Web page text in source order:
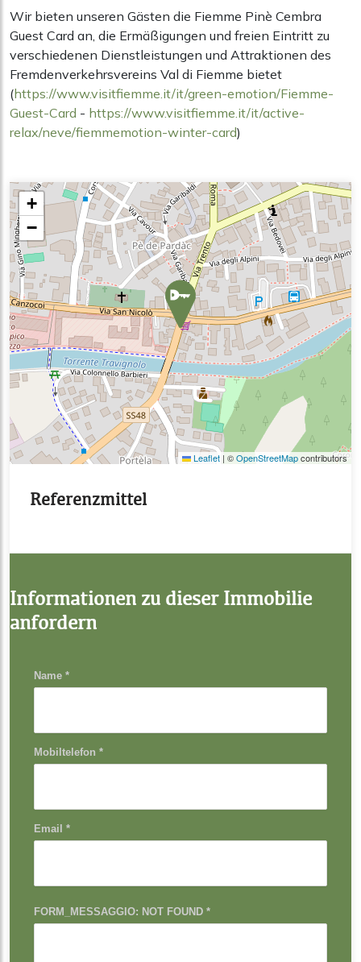
Wir bieten unseren Gästen die Fiemme Pinè Cembra
Guest Card an, die Ermäßigungen und freien Eintritt zu
verschiedenen Dienstleistungen und Attraktionen des
Fremdenverkehrsvereins Val di Fiemme bietet
(https://www.visitfiemme.it/it/green-emotion/Fiemme-
Guest-Card - https://www.visitfiemme.it/it/active-
relax/neve/fiemmemotion-winter-card)
+
−
Leaflet | ©OpenStreetMapcontributors
Referenzmittel
Informationen zu dieser Immobilie
anfordern
Name *
Mobiltelefon *
Email *
FORM_MESSAGGIO: NOT FOUND *